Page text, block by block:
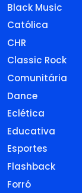
Black Music
Católica
CHR
Classic Rock
Comunitária
Dance
Eclética
Educativa
Esportes
Flashback
Forró